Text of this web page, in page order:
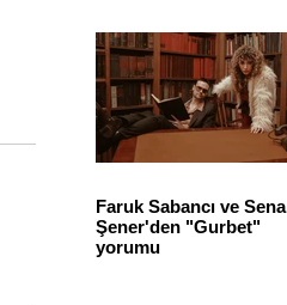
Faruk Sabancı ve Sena
Şener'den "Gurbet"
yorumu